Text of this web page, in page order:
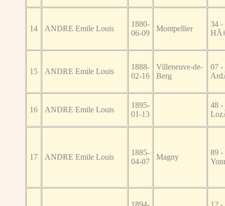
14 ANDRE Emile Louis
1880-
06-09
Montpellier
34 -
15 ANDRE Emile Louis
1888-
02-16
Villeneuve-de-
Berg
07 -
16 ANDRE Emile Louis
1895-
01-13
48 -
17 ANDRE Emile Louis
1885-
04-07
Magny
89 -